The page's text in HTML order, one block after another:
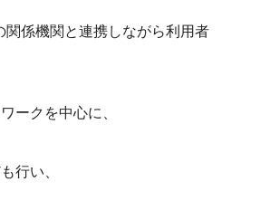
係機関と連携しながら利用者
ークを中心に、
行い、